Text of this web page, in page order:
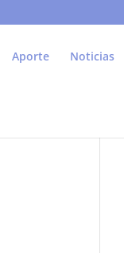
Aporte Noticias